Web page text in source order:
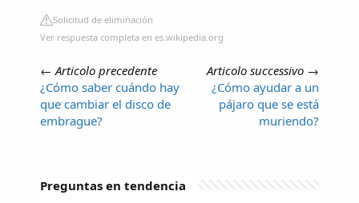
Solicitud de eliminación
Ver respuesta completa en es.wikipedia.org
←Articolo precedente
¿Cómo saber cuándo hay
que cambiar el disco de
embrague?
Articolo successivo →
¿Cómo ayudar a un
pájaro que se está
muriendo?
Preguntas en tendencia